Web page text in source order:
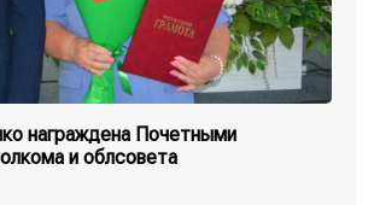
награждена Почетными
и облсовета